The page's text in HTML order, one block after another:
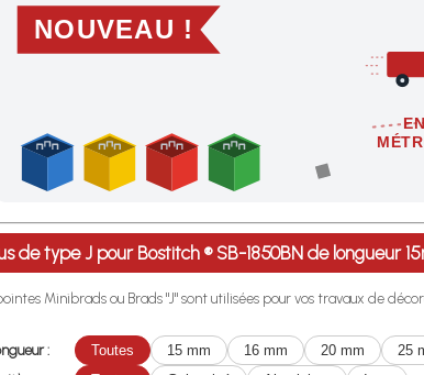
NOUVEAU !
des Frais de port offerts en France métropolitaine
de type J pour Bostitch ® SB-1850BN de longueur
Minibrads ou Brads "J" sont utilisées pour vos travaux de
: Toutes 15 mm 16 mm 20 mm 25